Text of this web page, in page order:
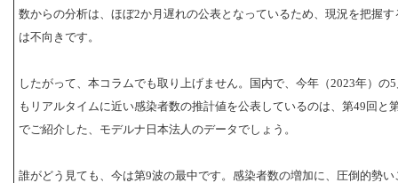
数からの分析は、ほぼ2か月遅れの公表となっているため、現況を把握
は不向きです。
したがって、本コラムでも取り上げません。国内で、今年（2023年）の
もリアルタイムに近い感染者数の推計値を公表しているのは、第49回と
でご紹介した、モデルナ日本法人のデータでしょう。
誰がどう見ても、今は第9波の最中です。感染者数の増加に、圧倒的勢い